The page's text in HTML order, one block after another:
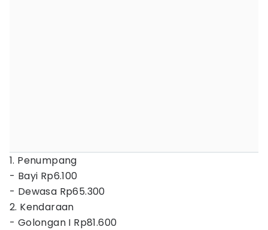
1. Penumpang
- Bayi Rp6.100
- Dewasa Rp65.300
2. Kendaraan
- Golongan I Rp81.600